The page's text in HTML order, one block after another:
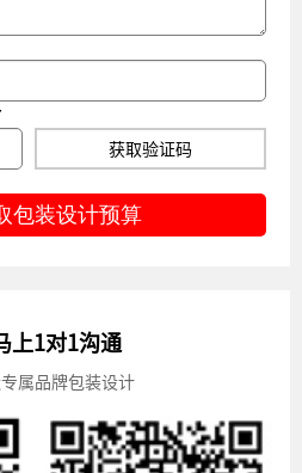
获取验证码
包装设计预算
上1对1沟通
属品牌包装设计